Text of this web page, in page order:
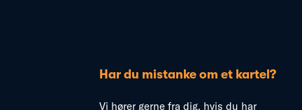
Har du mistanke om et kartel?
Vi hører gerne fra dig, hvis du har